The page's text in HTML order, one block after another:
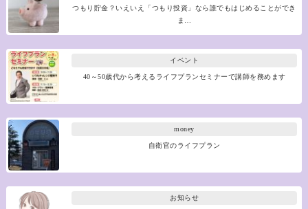
つもり貯金？いえいえ「つもり投資」なら誰でもはじめることができ
ま…
イベント
40～50歳代から考えるライフプランセミナーで講師を務めます
money
自衛官のライフプラン
お知らせ